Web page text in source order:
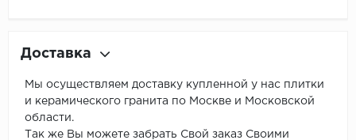
Доставка
Мы осуществляем доставку купленной у нас плитки
и керамического гранита по Москве и Московской
области.
Так же Вы можете забрать Свой заказ Своими